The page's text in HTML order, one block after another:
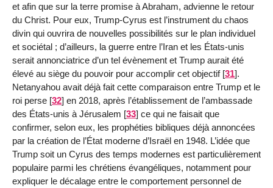
et afin que sur la terre promise à Abraham, advienne le retour
du Christ. Pour eux, Trump-Cyrus est l’instrument du chaos
divin qui ouvrira de nouvelles possibilités sur le plan individuel
et sociétal ; d’ailleurs, la guerre entre l’Iran et les États-unis
serait annonciatrice d’un tel évènement et Trump aurait été
élevé au siège du pouvoir pour accomplir cet objectif[31].
Netanyahou avait déjà fait cette comparaison entre Trump et le
roi perse [32] en 2018, après l’établissement de l’ambassade
des États-unis à Jérusalem [33] ce qui ne faisait que
confirmer, selon eux, les prophéties bibliques déjà annoncées
par la création de l’État moderne d’Israël en 1948. L’idée que
Trump soit un Cyrus des temps modernes est particulièrement
populaire parmi les chrétiens évangéliques, notamment pour
expliquer le décalage entre le comportement personnel de